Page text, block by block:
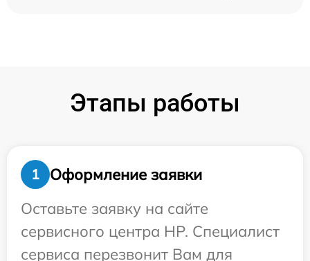
Этапы работы
1
Оформление заявки
Оставьте заявку на сайте
сервисного центра HP. Специалист
сервиса перезвонит Вам для